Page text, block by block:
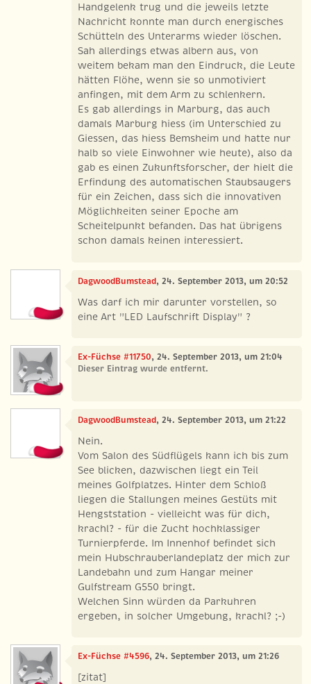
Handgelenk trug und die jeweils letzte
Nachricht konnte man durch energisches
Schütteln des Unterarms wieder löschen.
Sah allerdings etwas albern aus, von
weitem bekam man den Eindruck, die Leute
hätten Flöhe, wenn sie so unmotiviert
anfingen, mit dem Arm zu schlenkern.
Es gab allerdings in Marburg, das auch
damals Marburg hiess (im Unterschied zu
Giessen, das hiess Bemsheim und hatte nur
halb so viele Einwohner wie heute), also da
gab es einen Zukunftsforscher, der hielt die
Erfindung des automatischen Staubsaugers
für ein Zeichen, dass sich die innovativen
Möglichkeiten seiner Epoche am
Scheitelpunkt befanden. Das hat übrigens
schon damals keinen interessiert.
DagwoodBumstead, 24. September 2013, um 20:52
Was darf ich mir darunter vorstellen, so
eine Art "LED Laufschrift Display" ?
Ex-Füchse #11750, 24. September 2013, um 21:04
Dieser Eintrag wurde entfernt.
DagwoodBumstead, 24. September 2013, um 21:22
Nein.
Vom Salon des Südflügels kann ich bis zum
See blicken, dazwischen liegt ein Teil
meines Golfplatzes. Hinter dem Schloß
liegen die Stallungen meines Gestüts mit
Hengststation - vielleicht was für dich,
krachl? - für die Zucht hochklassiger
Turnierpferde. Im Innenhof befindet sich
mein Hubschrauberlandeplatz der mich zur
Landebahn und zum Hangar meiner
Gulfstream G550 bringt.
Welchen Sinn würden da Parkuhren
ergeben, in solcher Umgebung, krachl? ;-)
Ex-Füchse #4596, 24. September 2013, um 21:26
[zitat]